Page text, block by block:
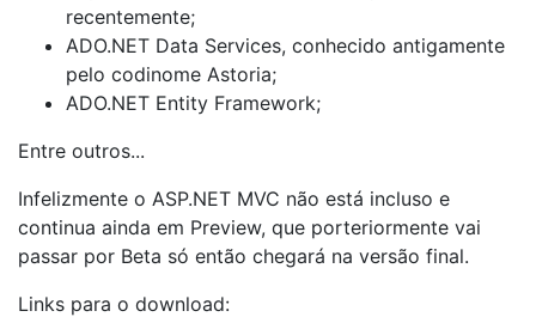
recentemente;
ADO.NET Data Services, conhecido antigamente
pelo codinome Astoria;
ADO.NET Entity Framework;
Entre outros...
Infelizmente o ASP.NET MVC não está incluso e
continua ainda em Preview, que porteriormente vai
passar por Beta só então chegará na versão final.
Links para o download: